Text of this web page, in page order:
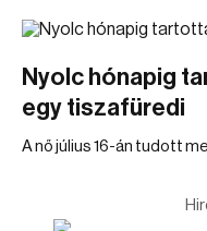
Nyolc hónapig
egy tiszafüredi
A nő július 16-án tudott